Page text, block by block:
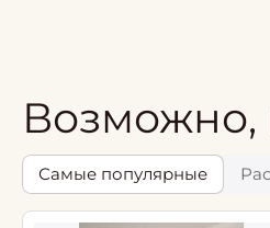
Возможно,
Самые популярные